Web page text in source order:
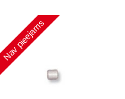
Nav pieejams